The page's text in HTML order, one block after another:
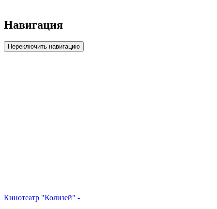
Навигация
Переключить навигацию
Кинотеатр "Колизей" -